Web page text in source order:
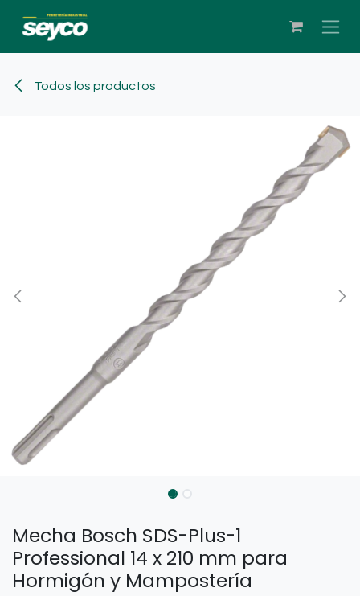
Ir al contenido
Todos los productos
Mecha Bosch SDS-Plus-1
Professional 14 x 210 mm para
Hormigón y Mampostería